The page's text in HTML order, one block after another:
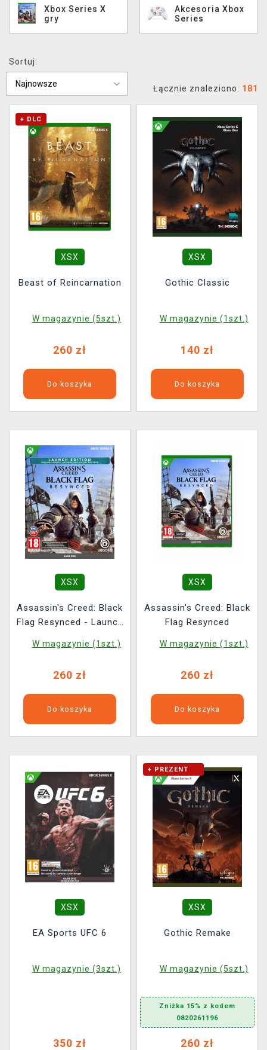
XZONE KLUB
Xbox Series X
gry
Akcesoria Xbox
Series
Sortuj:
Łącznie znaleziono: 181
+ DLC
XSX
Beast of Reincarnation
W magazynie (5szt.)
260 zł
Do koszyka
XSX
Gothic Classic
W magazynie (1szt.)
140 zł
Do koszyka
XSX
Assassin's Creed: Black
Flag Resynced - Launch
W magazynie (1szt.)
260 zł
Do koszyka
XSX
Assassin's Creed: Black
Flag Resynced
W magazynie (1szt.)
260 zł
Do koszyka
XSX
EA Sports UFC 6
W magazynie (3szt.)
350 zł
+ PREZENT
XSX
Gothic Remake
W magazynie (5szt.)
Zniżka 15% z kodem
0820261196
260 zł